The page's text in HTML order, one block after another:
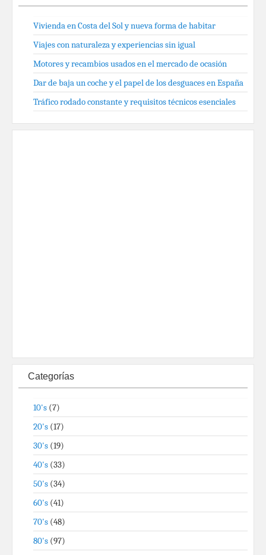
Vivienda en Costa del Sol y nueva forma de habitar
Viajes con naturaleza y experiencias sin igual
Motores y recambios usados en el mercado de ocasión
Dar de baja un coche y el papel de los desguaces en España
Tráfico rodado constante y requisitos técnicos esenciales
Categorías
10's (7)
20's (17)
30's (19)
40's (33)
50's (34)
60's (41)
70's (48)
80's (97)